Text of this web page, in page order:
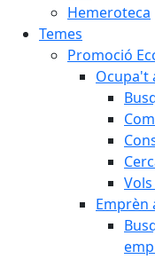
Hemeroteca
Temes
Promoció
Ocupa't
Emprèn